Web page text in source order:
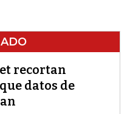
recortan
datos de